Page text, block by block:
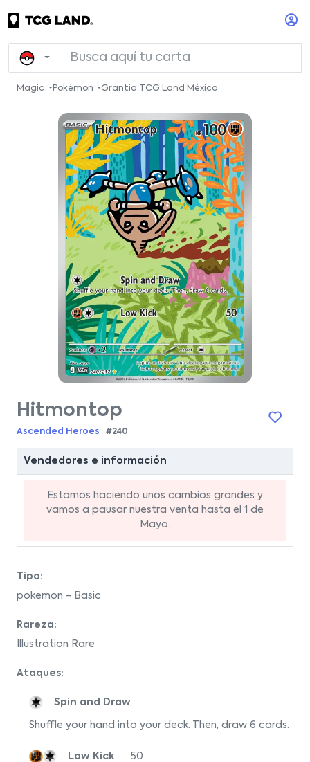
Magic Pokémon Grantia TCG Land México
Hitmontop
Ascended Heroes #240
Vendedores e información
Estamos haciendo unos cambios grandes y
vamos a pausar nuestra venta hasta el 1 de
Mayo.
Tipo:
pokemon - Basic
Rareza:
Illustration Rare
Ataques:
Spin and Draw
Shuffle your hand into your deck. Then, draw 6 cards.
Low Kick 50